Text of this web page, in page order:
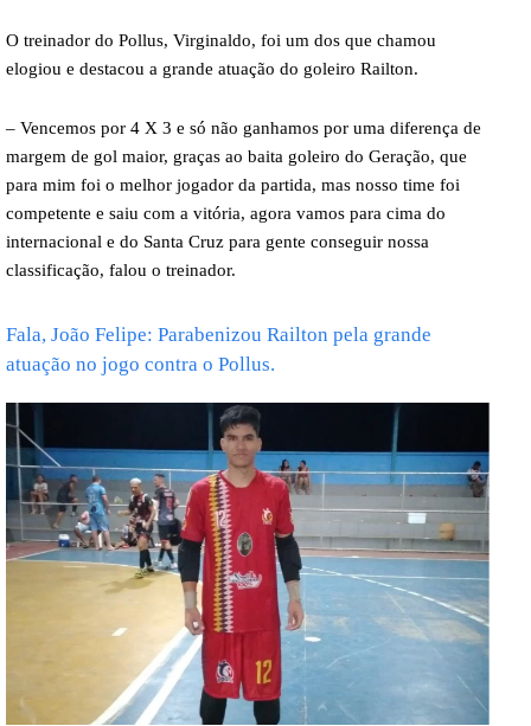
O treinador do Pollus, Virginaldo, foi um dos que chamou
elogiou e destacou a grande atuação do goleiro Railton.
– Vencemos por 4 X 3 e só não ganhamos por uma diferença de
margem de gol maior, graças ao baita goleiro do Geração, que
para mim foi o melhor jogador da partida, mas nosso time foi
competente e saiu com a vitória, agora vamos para cima do
internacional e do Santa Cruz para gente conseguir nossa
classificação, falou o treinador.
Fala, João Felipe: Parabenizou Railton pela grande
atuação no jogo contra o Pollus.